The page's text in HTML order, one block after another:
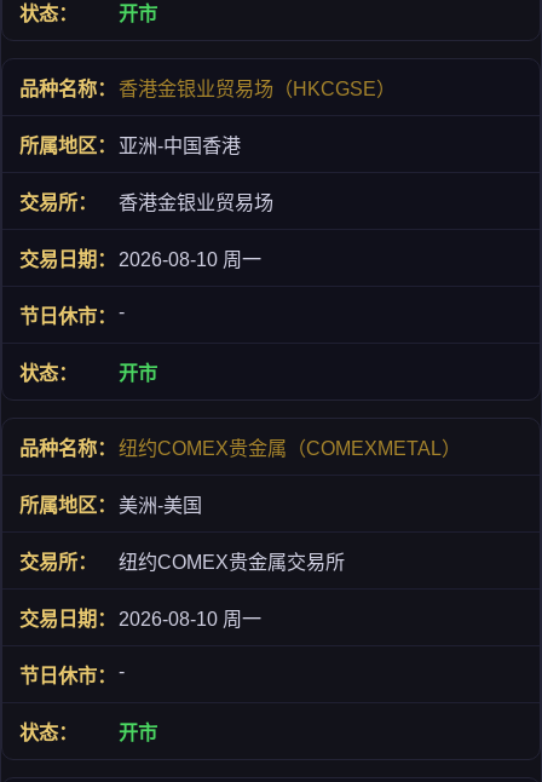
开市
香港金银业贸易场（HKCGSE）
亚洲-中国香港
香港金银业贸易场
2026-08-10 周一
-
开市
纽约COMEX贵金属（COMEXMETAL）
美洲-美国
纽约COMEX贵金属交易所
2026-08-10 周一
-
开市